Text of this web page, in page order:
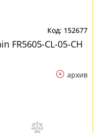
152677
FR5605-CL-05-CH
архив